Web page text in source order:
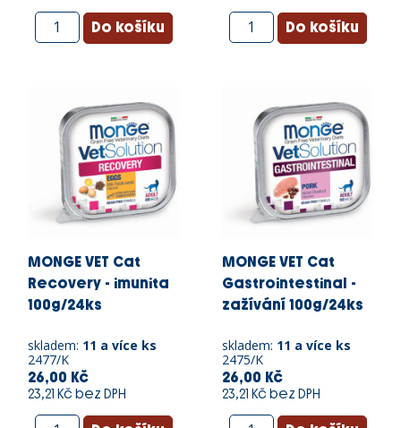
MONGE VET Cat
Recovery - imunita
100g/24ks
skladem: 11 a více ks
2477/K
26,00 Kč
23,21 Kč bez DPH
MONGE VET Cat
Gastrointestinal -
zažívání 100g/24ks
skladem: 11 a více ks
2475/K
26,00 Kč
23,21 Kč bez DPH